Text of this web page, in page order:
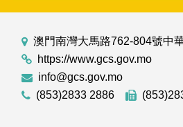
澳門南灣大馬路762-804號中
https://www.gcs.gov.mo
info@gcs.gov.mo
(853)2833 2886